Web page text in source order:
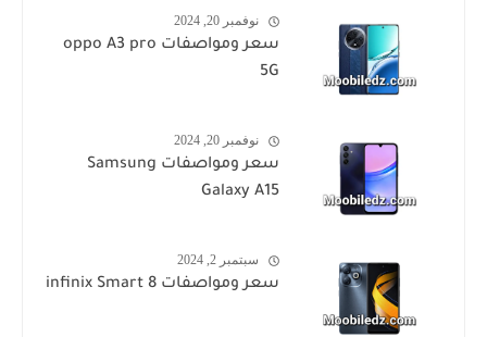
نوفمبر 20, 2024
سعر ومواصفات oppo A3 pro
5G
نوفمبر 20, 2024
سعر ومواصفات Samsung
Galaxy A15
سبتمبر 2, 2024
سعر ومواصفات infinix Smart 8